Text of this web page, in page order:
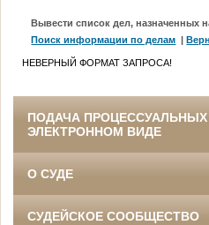
Вывести список дел, назначенных
Поиск информации по делам |
НЕВЕРНЫЙ ФОРМАТ ЗАПРОСА!
ПОДАЧА
ЭЛЕКТРОННОМ ВИДЕ
О СУДЕ
СУДЕЙСКОЕ СООБЩЕСТВО